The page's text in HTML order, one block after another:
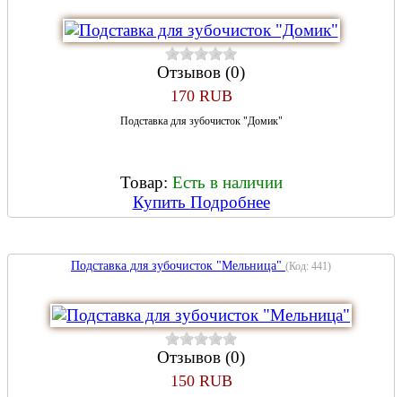
Отзывов (0)
170 RUB
Подставка для зубочисток "Домик"
Товар: Есть в наличии
Купить Подробнее
Подставка для зубочисток "Мельница" (Код: 441)
Отзывов (0)
150 RUB